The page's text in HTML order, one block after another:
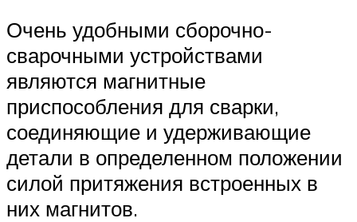
Очень удобными сборочно-
сварочными устройствами
являются магнитные
приспособления для сварки,
соединяющие и удерживающие
детали в определенном положении
силой притяжения встроенных в
них магнитов.